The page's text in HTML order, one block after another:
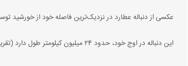
عکسی از دنباله عطارد در نزدیک‌ترین فاصله خود از
این دنباله در اوج خود، حدود ۲۴ میلیون کیلومتر طول دارد (تقریبا ۶۲ برابر بیشتر از فاصله بین زمین و ماه!)